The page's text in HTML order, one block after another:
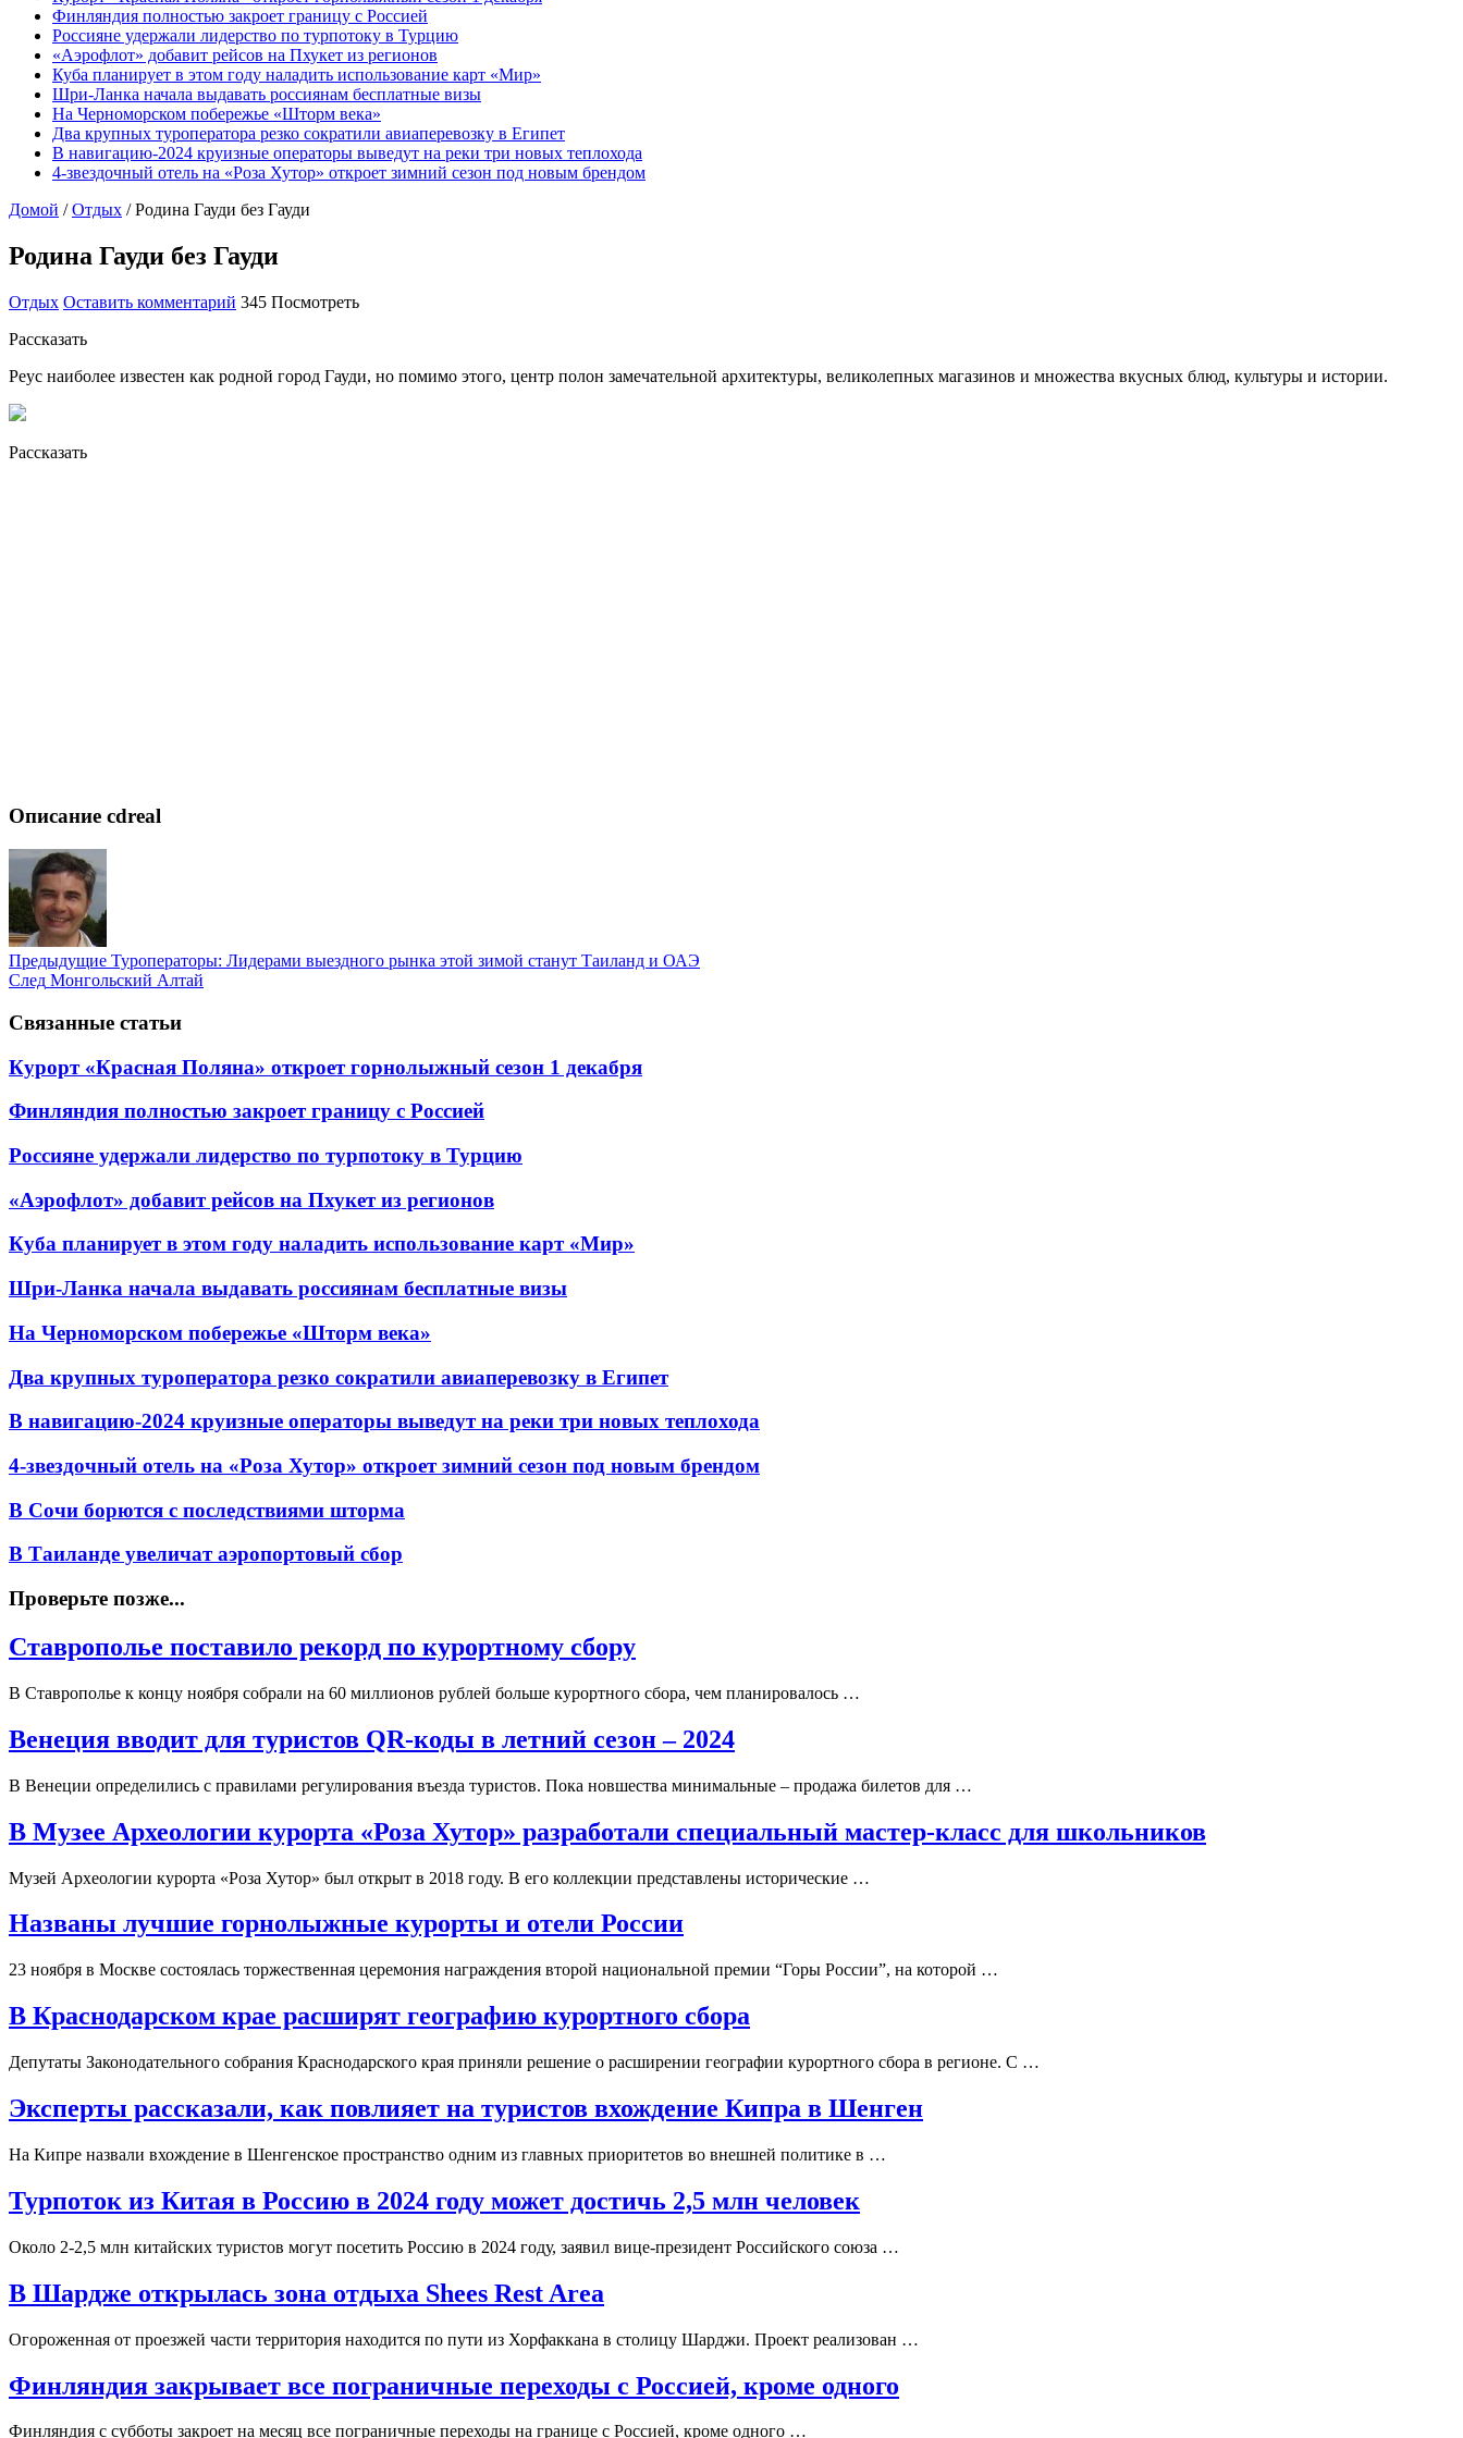
Финляндия полностью закроет границу с Россией
Россияне удержали лидерство по турпотоку в Турцию
«Аэрофлот» добавит рейсов на Пхукет из регионов
Куба планирует в этом году наладить использование карт «Мир»
Шри-Ланка начала выдавать россиянам бесплатные визы
На Черноморском побережье «Шторм века»
Два крупных туроператора резко сократили авиаперевозку в Египет
В навигацию-2024 круизные операторы выведут на реки три новых теплохода
4-звездочный отель на «Роза Хутор» откроет зимний сезон под новым брендом
Домой / Отдых / Родина Гауди без Гауди
Родина Гауди без Гауди
Отдых Оставить комментарий 345 Посмотреть
Рассказать
Реус наиболее известен как родной город Гауди, но помимо этого, центр полон замечательной архитектуры, великолепных магазинов и множества вкусных блюд, культуры и истории.
Рассказать
Описание cdreal
Предыдущие Туроператоры: Лидерами выездного рынка этой зимой станут Таиланд и ОАЭ
След Монгольский Алтай
Связанные статьи
Курорт «Красная Поляна» откроет горнолыжный сезон 1 декабря
Финляндия полностью закроет границу с Россией
Россияне удержали лидерство по турпотоку в Турцию
«Аэрофлот» добавит рейсов на Пхукет из регионов
Куба планирует в этом году наладить использование карт «Мир»
Шри-Ланка начала выдавать россиянам бесплатные визы
На Черноморском побережье «Шторм века»
Два крупных туроператора резко сократили авиаперевозку в Египет
В навигацию-2024 круизные операторы выведут на реки три новых теплохода
4-звездочный отель на «Роза Хутор» откроет зимний сезон под новым брендом
В Сочи борются с последствиями шторма
В Таиланде увеличат аэропортовый сбор
Проверьте позже...
Ставрополье поставило рекорд по курортному сбору
В Ставрополье к концу ноября собрали на 60 миллионов рублей больше курортного сбора, чем планировалось …
Венеция вводит для туристов QR-коды в летний сезон – 2024
В Венеции определились с правилами регулирования въезда туристов. Пока новшества минимальные – продажа билетов для …
В Музее Археологии курорта «Роза Хутор» разработали специальный мастер-класс для школьников
Музей Археологии курорта «Роза Хутор» был открыт в 2018 году. В его коллекции представлены исторические …
Названы лучшие горнолыжные курорты и отели России
23 ноября в Москве состоялась торжественная церемония награждения второй национальной премии “Горы России”, на которой …
В Краснодарском крае расширят географию курортного сбора
Депутаты Законодательного собрания Краснодарского края приняли решение о расширении географии курортного сбора в регионе. С …
Эксперты рассказали, как повлияет на туристов вхождение Кипра в Шенген
На Кипре назвали вхождение в Шенгенское пространство одним из главных приоритетов во внешней политике в …
Турпоток из Китая в Россию в 2024 году может достичь 2,5 млн человек
Около 2-2,5 млн китайских туристов могут посетить Россию в 2024 году, заявил вице-президент Российского союза …
В Шардже открылась зона отдыха Shees Rest Area
Огороженная от проезжей части территория находится по пути из Хорфаккана в столицу Шарджи. Проект реализован …
Финляндия закрывает все пограничные переходы с Россией, кроме одного
Финляндия с субботы закроет на месяц все пограничные переходы на границе с Россией, кроме одного …